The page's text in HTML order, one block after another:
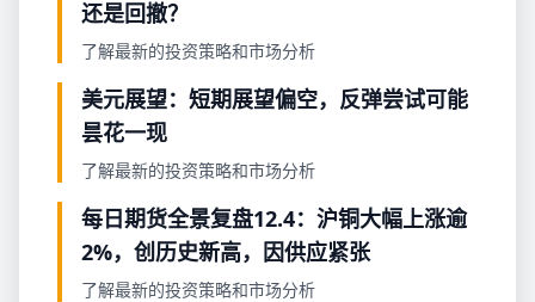
还是回撤？
了解最新的投资策略和市场分析
美元展望：短期展望偏空，反弹尝试可能
昙花一现
了解最新的投资策略和市场分析
每日期货全景复盘12.4：沪铜大幅上涨逾
2%，创历史新高，因供应紧张
了解最新的投资策略和市场分析